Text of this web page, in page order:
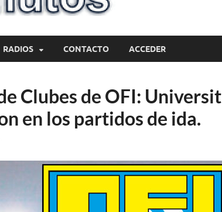
RADIOS CONTACTO ACCEDER
Clubes de OFI:
en los partidos de ida.